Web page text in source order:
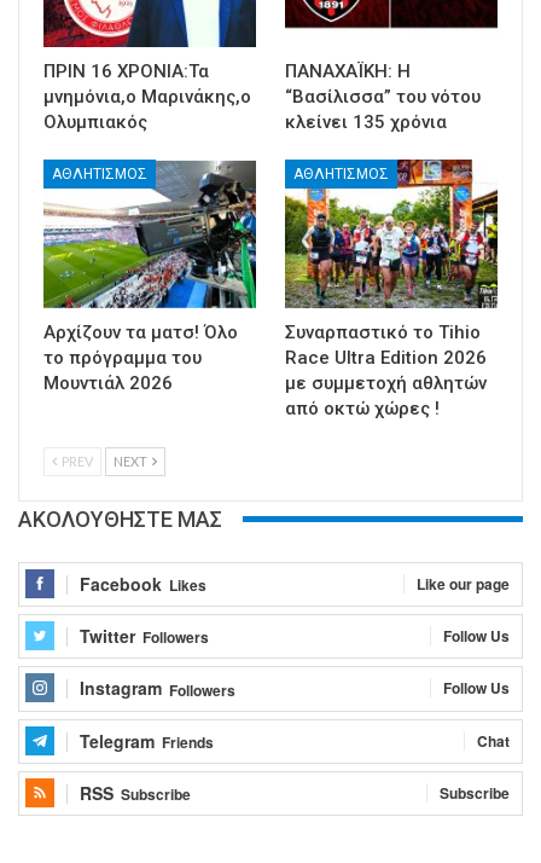
ΠΡΙΝ 16 ΧΡΟΝΙΑ:Τα
μνημόνια,ο Μαρινάκης,ο
Ολυμπιακός
ΠΑΝΑΧΑΪΚΗ: Η
“Βασίλισσα” του νότου
κλείνει 135 χρόνια
ΑΘΛΗΤΙΣΜΟΣ
Αρχίζουν τα ματσ! Όλο
το πρόγραμμα του
Μουντιάλ 2026
ΑΘΛΗΤΙΣΜΟΣ
Συναρπαστικό το Tihio
Race Ultra Edition 2026
με συμμετοχή αθλητών
από οκτώ χώρες !
PREV NEXT
ΑΚΟΛΟΥΘΗΣΤΕ ΜΑΣ
Facebook Likes Like our page
Twitter Followers Follow Us
Instagram Followers Follow Us
Telegram Friends Chat
RSS Subscribe Subscribe